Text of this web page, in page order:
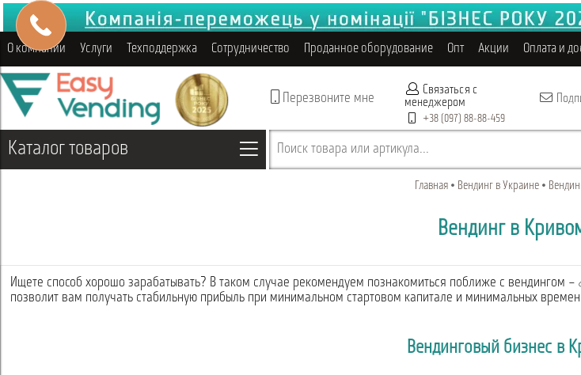
О компании Услуги Техподдержка Сотрудничество Проданное оборудование Опт Акции Оплата и
Перезвоните мне
Связаться с
менеджером
+38 (097) 88-88-459
Каталог товаров Поиск товара или артикула...
Главная Вендинг в Украине
Вендинг в
Ищете способ хорошо зарабатывать? В таком случае рекомендуем познакомиться поближе с вендингом –
позволит вам получать стабильную прибыль при минимальном стартовом капитале и минимальных
Вендинговый бизнес в